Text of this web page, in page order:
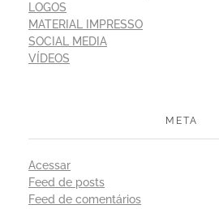
LOGOS
MATERIAL IMPRESSO
SOCIAL MEDIA
VÍDEOS
META
Acessar
Feed de posts
Feed de comentários